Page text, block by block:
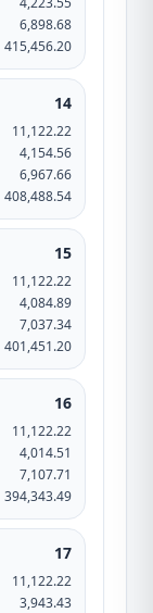
6,898.68
415,456.20
14
11,122.22
4,154.56
6,967.66
408,488.54
15
11,122.22
4,084.89
7,037.34
401,451.20
16
11,122.22
4,014.51
7,107.71
394,343.49
17
11,122.22
3,943.43